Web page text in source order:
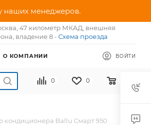
наших менеджеров.
47 километр МКАД, внешняя
владение 8 - Схема проезда
ВОЙТИ
О КОМПАНИИ
0 0
кондиционера Ballu Смарт 950